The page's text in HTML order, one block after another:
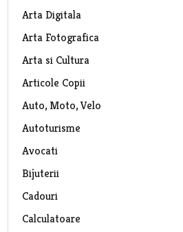
Arta Digitala
Arta Fotografica
Arta si Cultura
Articole Copii
Auto, Moto, Velo
Autoturisme
Avocati
Bijuterii
Cadouri
Calculatoare